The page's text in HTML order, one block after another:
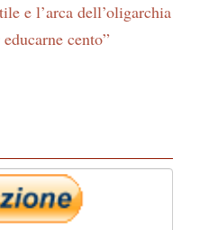
e l’arca dell’oligarchia
cento”